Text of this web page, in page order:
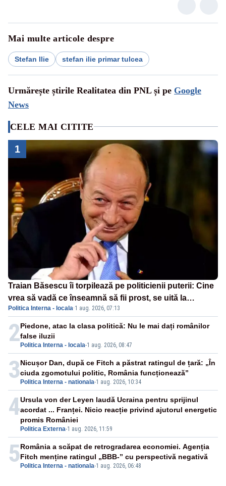
Mai multe articole despre
Stefan Ilie stefan ilie primar tulcea
Urmărește știrile Realitatea din PNL și pe Google
News
CELE MAI CITITE
1
Traian Băsescu îi torpilează pe politicienii puterii: Cine
vrea să vadă ce înseamnă să fii prost, se uită la
România
Politica Interna - locala·1 aug. 2026, 07:13
2 Politica Interna - locala-1 aug. 2026, 08:47
Piedone, atac la clasa politică: Nu le mai dați românilor
false iluzii
3 Politica Interna - nationala-1 aug. 2026, 10:34
Nicușor Dan, după ce Fitch a păstrat ratingul de țară: „În
ciuda zgomotului politic, România funcționează”
4
Politica Externa-1 aug. 2026, 11:59
Ursula von der Leyen laudă Ucraina pentru sprijinul
acordat ... Franței. Nicio reacție privind ajutorul energetic
promis României
5 Politica Interna - nationala-1 aug. 2026, 06:48
România a scăpat de retrogradarea economiei. Agenția
Fitch menține ratingul „BBB-” cu perspectivă negativă